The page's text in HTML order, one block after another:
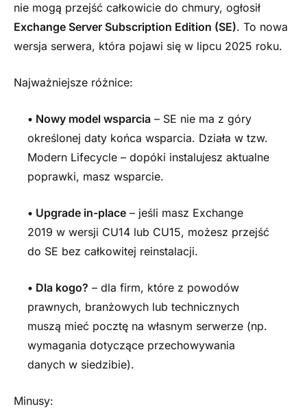
nie mogą przejść całkowicie do chmury, ogłosił
Exchange Server Subscription Edition (SE). To nowa
wersja serwera, która pojawi się w lipcu 2025 roku.
Najważniejsze różnice:
• Nowy model wsparcia – SE nie ma z góry
określonej daty końca wsparcia. Działa w tzw.
Modern Lifecycle – dopóki instalujesz aktualne
poprawki, masz wsparcie.
• Upgrade in-place – jeśli masz Exchange
2019 w wersji CU14 lub CU15, możesz przejść
do SE bez całkowitej reinstalacji.
• Dla kogo? – dla firm, które z powodów
prawnych, branżowych lub technicznych
muszą mieć pocztę na własnym serwerze (np.
wymagania dotyczące przechowywania
danych w siedzibie).
Minusy: